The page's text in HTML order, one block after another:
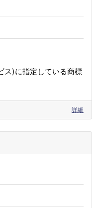
ス)に指定している商標
詳細